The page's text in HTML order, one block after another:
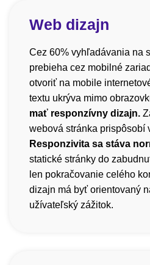
Web dizajn
Cez 60% vyhľadávania na
prebieha cez mobilné
otvoriť na mobile
textu ukrýva mimo
mať responzívny dizajn.
webová stránka prispôsobí
Responzivita sa stáva
statické stránky do
len pokračovanie celého
dizajn má byť orientovaný
užívateľský zážitok.